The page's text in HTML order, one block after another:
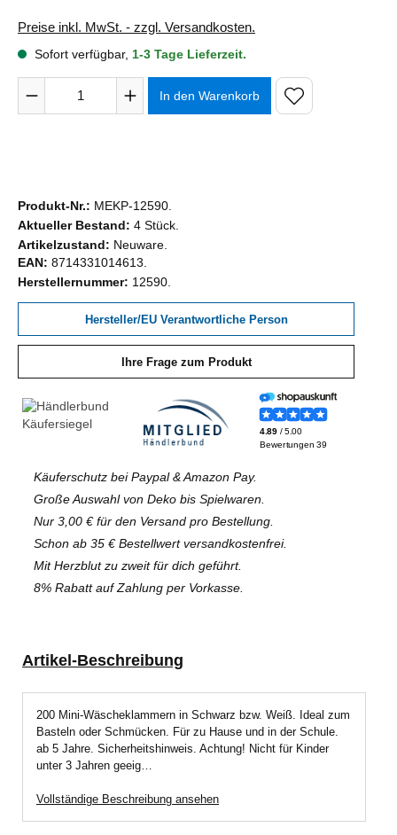
Preise inkl. MwSt. - zzgl. Versandkosten.
Sofort verfügbar, 1-3 Tage Lieferzeit.
Produkt Anzahl: Gib den gewünschten Wert ein oder
In den Warenkorb
Produkt-Nr.: MEKP-12590
Aktueller Bestand: 4 Stück
Artikelzustand: Neuware
EAN: 8714331014613
Herstellernummer: 12590
Hersteller/EU Verantwortliche Person
Ihre Frage zum Produkt
Käuferschutz bei Paypal & Amazon Pay.
Große Auswahl von Deko bis Spielwaren.
Nur 3,00 € für den Versand pro Bestellung.
Schon ab 35 € Bestellwert versandkostenfrei.
Mit Herzblut zu zweit für dich geführt.
8% Rabatt auf Zahlung per Vorkasse.
Artikel-Beschreibung
200 Mini-Wäscheklammern in Schwarz bzw. Weiß. Ideal zum
Basteln oder Schmücken. Für zu Hause und in der Schule.
ab 5 Jahre. Sicherheitshinweis. Achtung! Nicht für Kinder
unter 3 Jahren geeig…
Vollständige Beschreibung ansehen